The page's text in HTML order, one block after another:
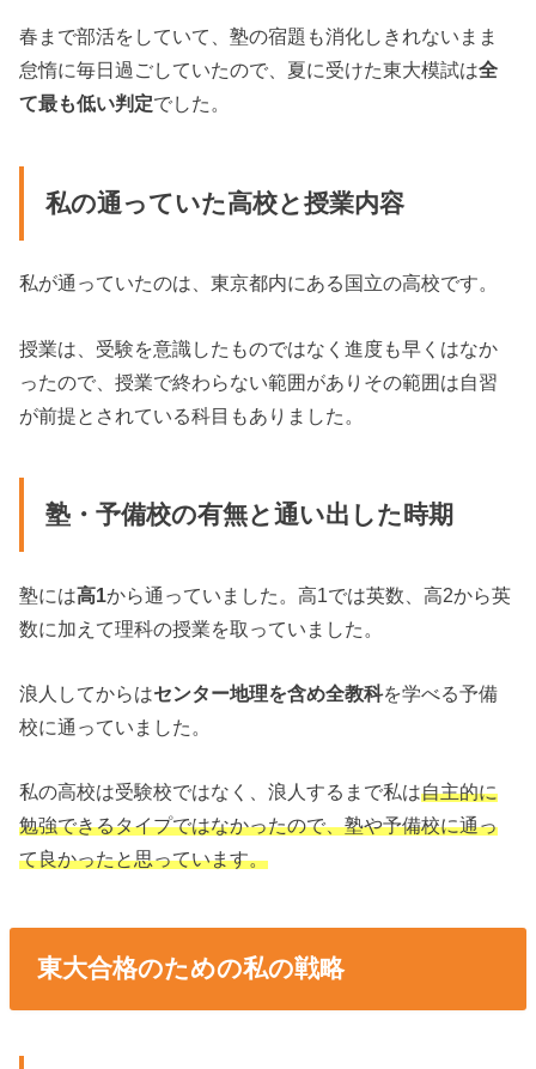
春まで部活をしていて、塾の宿題も消化しきれないまま
怠惰に毎日過ごしていたので、夏に受けた東大模試は全
て最も低い判定でした。
私の通っていた高校と授業内容
私が通っていたのは、東京都内にある国立の高校です。
授業は、受験を意識したものではなく進度も早くはなか
ったので、授業で終わらない範囲がありその範囲は自習
が前提とされている科目もありました。
塾・予備校の有無と通い出した時期
塾には高1から通っていました。高1では英数、高2から英
数に加えて理科の授業を取っていました。
浪人してからはセンター地理を含め全教科を学べる予備
校に通っていました。
私の高校は受験校ではなく、浪人するまで私は自主的に
勉強できるタイプではなかったので、塾や予備校に通っ
て良かったと思っています。
東大合格のための私の戦略